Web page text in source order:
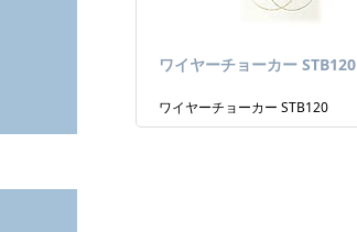
ワイヤーチョーカー STB120
ワイヤーチョーカー STB120